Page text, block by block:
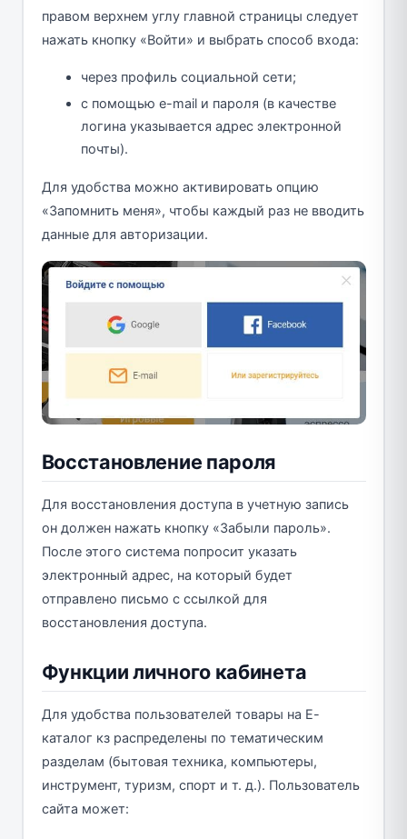
правом верхнем углу главной страницы следует
нажать кнопку «Войти» и выбрать способ входа:
через профиль социальной сети;
с помощью e-mail и пароля (в качестве
логина указывается адрес электронной
почты).
Для удобства можно активировать опцию
«Запомнить меня», чтобы каждый раз не вводить
данные для авторизации.
Восстановление пароля
Для восстановления доступа в учетную запись
он должен нажать кнопку «Забыли пароль».
После этого система попросит указать
электронный адрес, на который будет
отправлено письмо с ссылкой для
восстановления доступа.
Функции личного кабинета
Для удобства пользователей товары на Е-
каталог кз распределены по тематическим
разделам (бытовая техника, компьютеры,
инструмент, туризм, спорт и т. д.). Пользователь
сайта может: